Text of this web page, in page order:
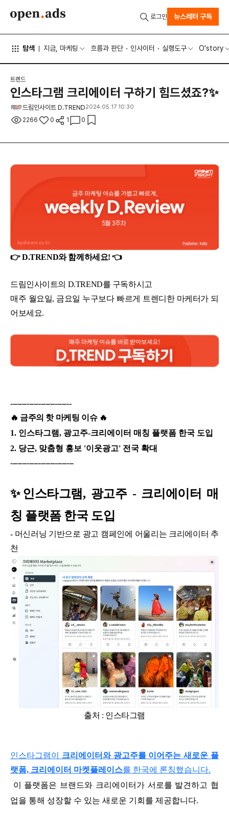
탐색 지금, 마케팅 흐름과 판단 인사이터 실행도구 O'story
로그인 뉴스레터 구독
트렌드
인스타그램 크리에이터 구하기 힘드셨죠?✨
드림인사이트 D.TREND2024.05.17 10:30
2266 0 1 0
👉 D.TREND와 함께하세요! 👈
드림인사이트의 D.TREND를 구독하시고
매주 월요일, 금요일 누구보다 빠르게 트렌디한 마케터가 되
어보세요.
--------------------------
🔥 금주의 핫 마케팅 이슈 🔥
1. 인스타그램, 광고주-크리에이터 매칭 플랫폼 한국 도입
2. 당근, 맞춤형 홍보 '이웃광고' 전국 확대
---------------------------
✨인스타그램, 광고주 - 크리에이터 매
칭 플랫폼 한국 도입
- 머신러닝 기반으로 광고 캠페인에 어울리는 크리에이터 추
천
출처 : 인스타그램
인스타그램이 크리에이터와 광고주를 이어주는 새로운 플
랫폼, 크리에이터 마켓플레이스를 한국에 론칭했습니다.
이 플랫폼은 브랜드와 크리에이터가 서로를 발견하고 협
업을 통해 성장할 수 있는 새로운 기회를 제공합니다.